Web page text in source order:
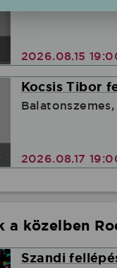
2026.08.15
Kocsis Tibor
2026.08.17
a közelben
Szandi